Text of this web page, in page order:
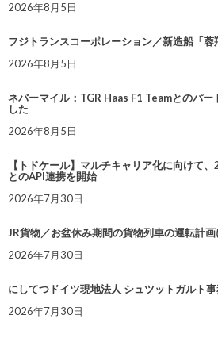
2026年8月5日
フジトランスコーポレーション／新造船「蓉
2026年8月5日
ネバーマイル：TGR Haas F1 Teamとのパー
した
2026年8月5日
【トドケール】マルチキャリア化に向けて
とのAPI連携を開始
2026年7月30日
JR貨物／お盆休み期間の貨物列車の運転計画
2026年7月30日
にしてつドイツ現地法人 シュツットガルト
2026年7月30日